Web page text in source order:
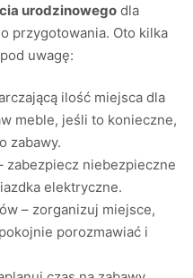
urodzinowego dla
przygotowania. Oto kilka
uwagę:
ilość miejsca dla
meble, jeśli to konieczne,
zabawy.
zabezpiecz niebezpieczne
elektryczne.
– zorganizuj miejsce,
porozmawiać i